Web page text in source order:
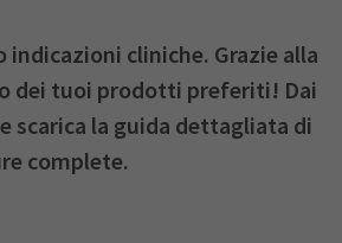
cliniche. Grazie alla
dei tuoi prodotti preferiti! Dai
scarica la guida dettagliata di
complete.